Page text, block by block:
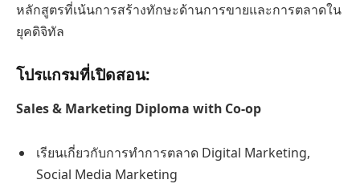
หลักสูตรที่เน้นการสร้างทักษะด้านการขายและการตลาดใน
ยุคดิจิทัล
โปรแกรมที่เปิดสอน:
Sales & Marketing Diploma with Co-op
เรียนเกี่ยวกับการทำการตลาด Digital Marketing,
Social Media Marketing